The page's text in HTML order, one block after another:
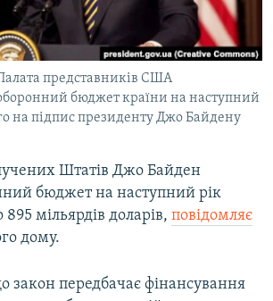
представників США
бюджет країни на наступний
на підпис президенту Джо Байдену
Штатів Джо Байден
бюджет на наступний рік
мільярдів доларів, повідомляє
дому.
закон передбачає фінансування